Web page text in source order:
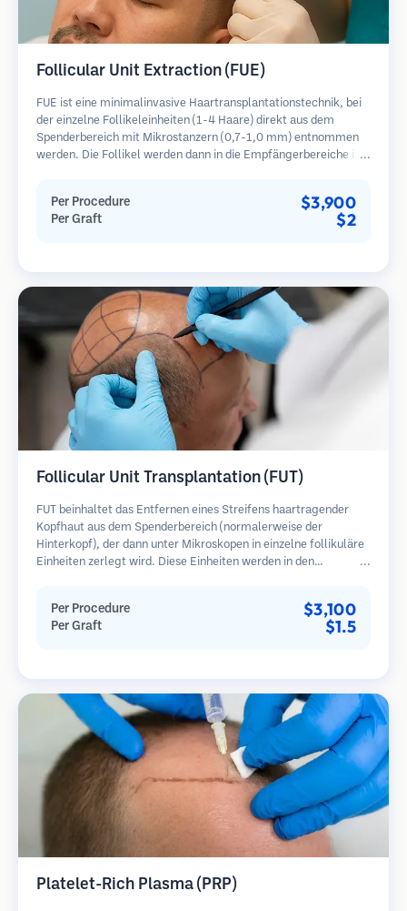
Follicular Unit Extraction (FUE)
FUE ist eine minimalinvasive Haartransplantationstechnik, bei
der einzelne Follikeleinheiten (1-4 Haare) direkt aus dem
Spenderbereich mit Mikrostanzern (0,7-1,0 mm) entnommen
werden. Die Follikel werden dann in die Empfängerbereiche in
im Vergleich zu Streifenentnahmemethoden.
Per Procedure $3,900
Per Graft $2
Follicular Unit Transplantation (FUT)
FUT beinhaltet das Entfernen eines Streifens haartragender
Kopfhaut aus dem Spenderbereich (normalerweise der
Hinterkopf), der dann unter Mikroskopen in einzelne follikuläre
Einheiten zerlegt wird. Diese Einheiten werden in den
eine lineare Narbe.
Per Procedure $3,100
Per Graft $1.5
Platelet-Rich Plasma (PRP)